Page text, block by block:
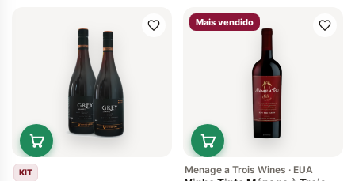
KIT
Mais vendido
Menage a Trois Wines · EUA